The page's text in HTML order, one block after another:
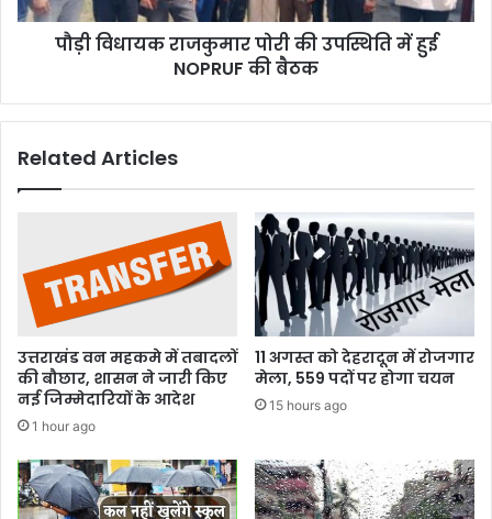
NOPRUF
पौड़ी विधायक राजकुमार पोरी की उपस्थिति में हुई
NOPRUF की बैठक
Related Articles
उत्तराखंड वन महकमे में तबादलों
की बौछार, शासन ने जारी किए
नई जिम्मेदारियों के आदेश
1 hour ago
11 अगस्त को देहरादून में रोजगार
मेला, 559 पदों पर होगा चयन
15 hours ago